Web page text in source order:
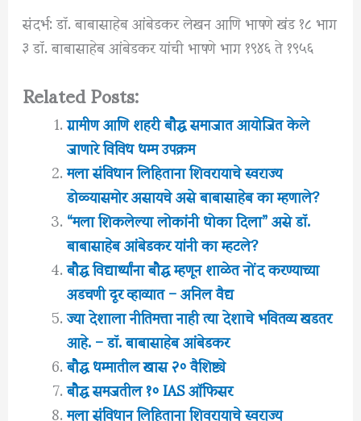
संदर्भ: डॉ. बाबासाहेब आंबेडकर लेखन आणि भाषणे खंड १८ भाग
३ डॉ. बाबासाहेब आंबेडकर यांची भाषणे भाग १९४६ ते १९५६
Related Posts:
ग्रामीण आणि शहरी बौद्ध समाजात आयोजित केले
जाणारे विविध धम्म उपक्रम
मला संविधान लिहिताना शिवरायाचे स्वराज्य
डोळ्यासमोर असायचे असे बाबासाहेब का म्हणाले?
“मला शिकलेल्या लोकांनी धोका दिला” असे डॉ.
बाबासाहेब आंबेडकर यांनी का म्हटले?
बौद्ध विद्यार्थ्यांना बौद्ध म्हणून शाळेत नोंद करण्याच्या
अडचणी दूर व्हाव्यात – अनिल वैद्य
ज्या देशाला नीतिमत्ता नाही त्या देशाचे भवितव्य खडतर
आहे. – डॉ. बाबासाहेब आंबेडकर
बौद्ध धम्मातील खास २० वैशिष्ट्ये
बौद्ध समजतील १० IAS ऑफिसर